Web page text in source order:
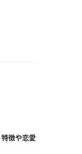
徴や恋愛